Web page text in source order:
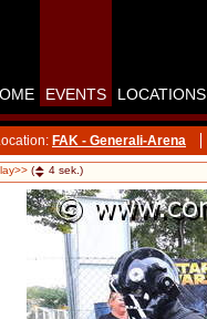
EVENTS LOCATIONS
FAK - Generali-Arena
( 4 sek.)